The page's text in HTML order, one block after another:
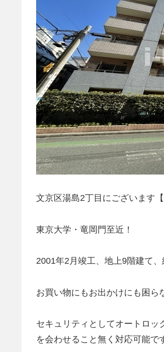
文京区湯島2丁目にございます
東京大学・竜岡門至近！
2001年2月竣工、地上9階建て
お買い物にもお出かけにも困ら
セキュリティとしてオートロッ
を会わせること無く対応可能で